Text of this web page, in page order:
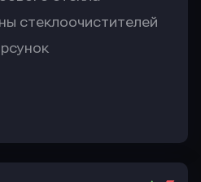
стеклоочистителей